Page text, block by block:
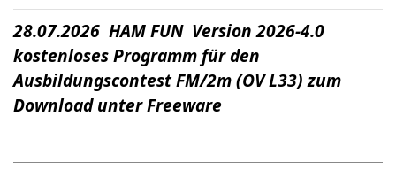
28.07.2026 HAM FUN Version 2026-4.0
kostenloses Programm für den
Ausbildungscontest FM/2m (OV L33) zum
Download unter Freeware